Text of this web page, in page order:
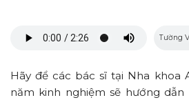
Hãy để các bác sĩ tại Nha khoa
năm kinh nghiệm sẽ hướng